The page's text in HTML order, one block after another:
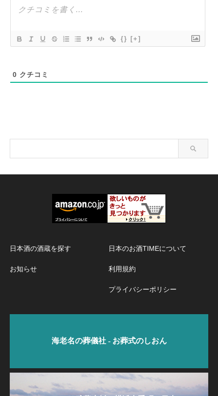
{} [+]
0 クチコミ
日本酒の酒蔵を探す
お知らせ
日本のお酒TIMEについて
利用規約
プライバシーポリシー
海老名の葬儀社 - お葬式のしおん